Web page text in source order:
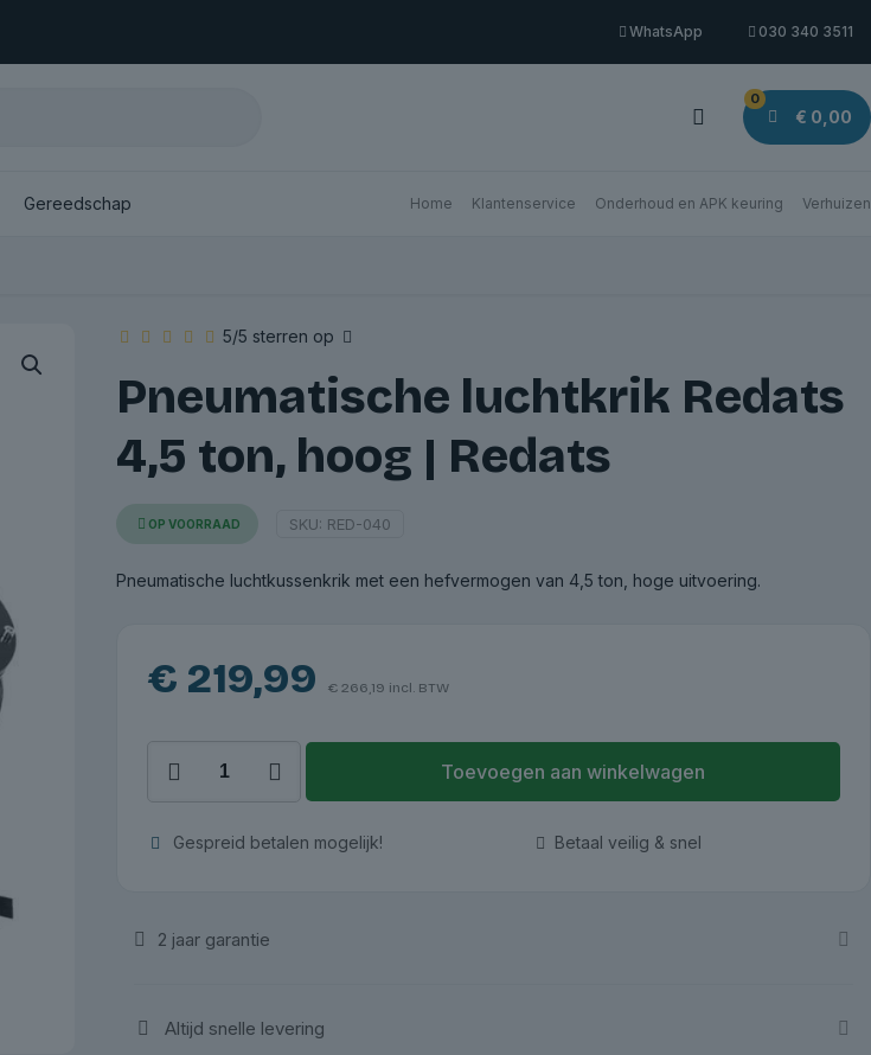
WhatsApp 030 340 3511
0
€ 0,00
Gereedschap Home Klantenservice Onderhoud en APK keuring Verhuizen
5/5 sterren op
Pneumatische luchtkrik Redats
4,5 ton, hoog | Redats
OP VOORRAAD SKU: RED-040
Pneumatische luchtkussenkrik met een hefvermogen van 4,5 ton, hoge uitvoering.
€ 219,99 € 266,19 incl. BTW
luchtkrik
Redats
Toevoegen aan winkelwagen
Gespreid betalen mogelijk! Betaal veilig & snel
2 jaar garantie
Altijd snelle levering